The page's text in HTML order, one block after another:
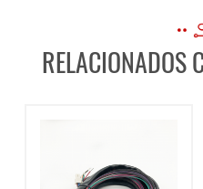
RELACIONADOS